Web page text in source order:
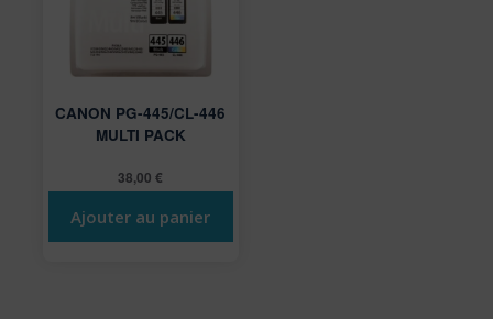
CANON PG-445/CL-446
MULTI PACK
38,00€
Ajouter au panier